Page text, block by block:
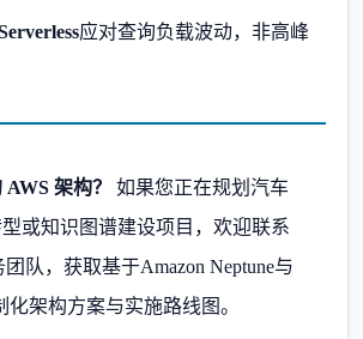
应对查询负载波动，非高峰
架构？
如果您正在规划汽车
或知识图谱建设项目，欢迎联系
队，获取基于Amazon Neptune与
化架构方案与实施路线图。